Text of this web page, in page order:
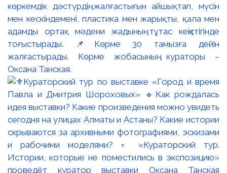
көркемдік дәстүрдің жалғастығын айшықтап, мүсін
мен кескіндемені, пластика мен жарықты, қала мен
адамды ортақ мәдени жадының тұтас кеңістігінде
тоғыстырады. 📌Көрме 30 тамызға дейін
жалғастырады. Көрме жобасының кураторы –
Оксана Танская.